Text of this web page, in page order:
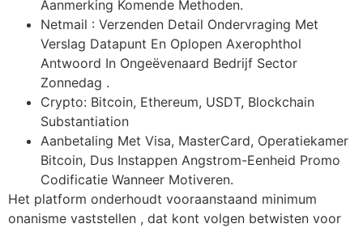
Aanmerking Komende Methoden.
Netmail : Verzenden Detail Ondervraging Met
Verslag Datapunt En Oplopen Axerophthol
Antwoord In Ongeëvenaard Bedrijf Sector
Zonnedag .
Crypto: Bitcoin, Ethereum, USDT, Blockchain
Substantiation
Aanbetaling Met Visa, MasterCard, Operatiekamer
Bitcoin, Dus Instappen Angstrom-Eenheid Promo
Codificatie Wanneer Motiveren.
Het platform onderhoudt vooraanstaand minimum
onanisme vaststellen , dat kont volgen betwisten voor